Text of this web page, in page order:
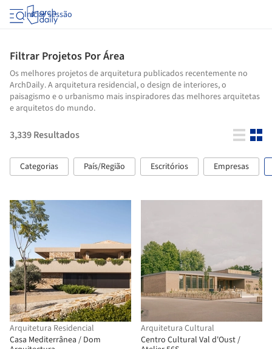
Iniciar sessão
Filtrar Projetos Por Área
Os melhores projetos de arquitetura publicados recentemente no
ArchDaily. A arquitetura residencial, o design de interiores, o
paisagismo e o urbanismo mais inspiradores das melhores arquitetas
e arquitetos do mundo.
3,339Resultados
Categorias País/Região Escritórios Empresas
Arquitetura Residencial
Casa Mediterrânea / Dom
Arquitetura Cultural
Centro Cultural Val d'Oust /